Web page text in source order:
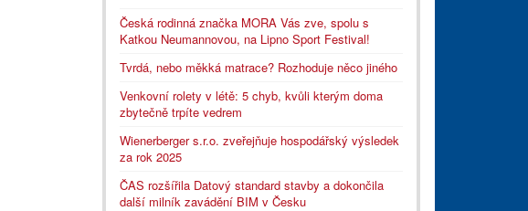
Česká rodinná značka MORA Vás zve, spolu s
Katkou Neumannovou, na Lipno Sport Festival!
Tvrdá, nebo měkká matrace? Rozhoduje něco jiného
Venkovní rolety v létě: 5 chyb, kvůli kterým doma
zbytečně trpíte vedrem
Wienerberger s.r.o. zveřejňuje hospodářský výsledek
za rok 2025
ČAS rozšířila Datový standard stavby a dokončila
další milník zavádění BIM v Česku